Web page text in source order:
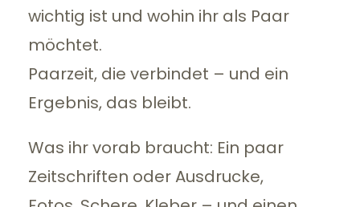
wichtig ist und wohin ihr als Paar
möchtet.
Paarzeit, die verbindet – und ein
Ergebnis, das bleibt.
Was ihr vorab braucht: Ein paar
Zeitschriften oder Ausdrucke,